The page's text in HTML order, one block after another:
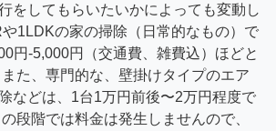
をしてもらいたいかによっても変動し
1LDKの家の掃除（日常的なもの）で
円-5,000円（交通費、雑費込）ほどと
た、専門的な、壁掛けタイプのエア
などは、1台1万円前後〜2万円程度で
段階では料金は発生しませんので、